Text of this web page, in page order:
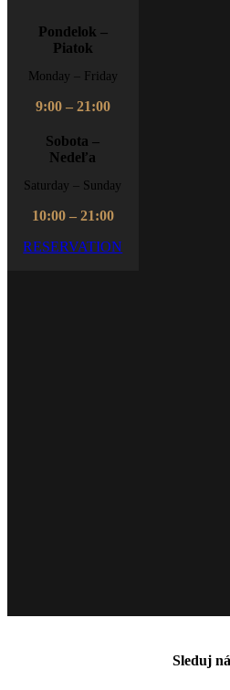
Pondelok –
Piatok
Monday – Friday
9:00 – 21:00
Sobota –
Nedeľa
Saturday – Sunday
10:00 – 21:00
RESERVATION
Sleduj